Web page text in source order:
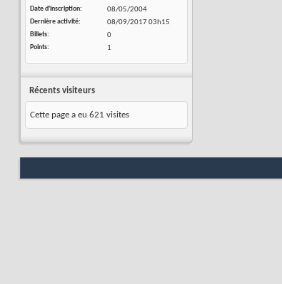
Date d'inscription
08/05/2004
Dernière activité
08/09/201703h15
Billets
0
Points
1
Récents visiteurs
Cette page a eu 621 visites